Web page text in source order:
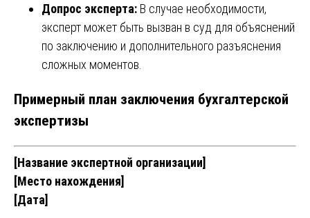
Допрос эксперта: В случае необходимости,
эксперт может быть вызван в суд для объяснений
по заключению и дополнительного разъяснения
сложных моментов.
Примерный план заключения бухгалтерской
экспертизы
[Название экспертной организации]
[Место нахождения]
[Дата]